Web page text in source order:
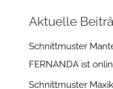
Aktuelle
Schnittmuster
FERNANDA ist
Schnittmuster